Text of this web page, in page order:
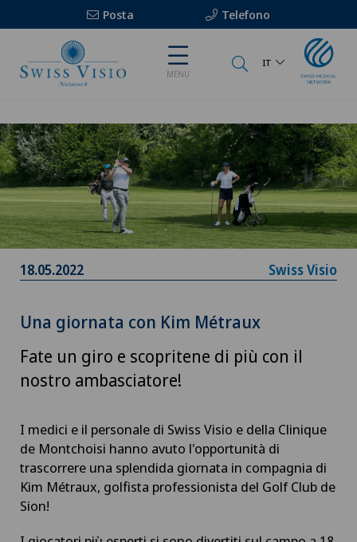
Posta Telefono
MENU
IT
18.05.2022 Swiss Visio
Una giornata con Kim Métraux
Fate un giro e scopritene di più con il
nostro ambasciatore!
I medici e il personale di Swiss Visio e della Clinique
de Montchoisi hanno avuto l'opportunità di
trascorrere una splendida giornata in compagnia di
Kim Métraux, golfista professionista del Golf Club de
Sion!